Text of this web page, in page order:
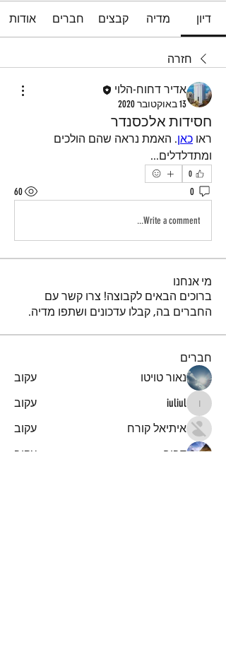
דיון מדיה קבצים חברים אודות
חזרה
אדיר דחוח-הלוי
13 באוקטובר 2020
חסידות אלכסנדר
ראו כאן
ומתדלדלים...
0
0
60
Write a comment...
מי אנחנו
ברוכים הבאים לקבוצה! צרו קשר עם
החברים בה, קבלו עדכונים ושתפו מדיה.
חברים
נאור טויטו
עקוב
iuliul
iuliul
עקוב
איתיאל קורח
עקוב
דביר
עקוב